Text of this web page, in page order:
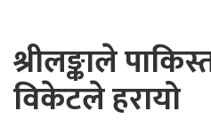
श्रीलङ्काले
विकेटले हरायो